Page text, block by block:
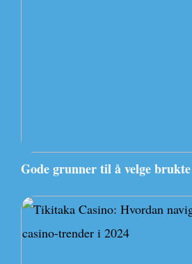
Gode grunner til å velge